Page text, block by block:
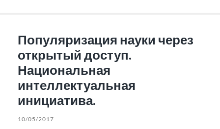
Популяризация науки через
открытый доступ.
Национальная
интеллектуальная
инициатива.
10/05/2017